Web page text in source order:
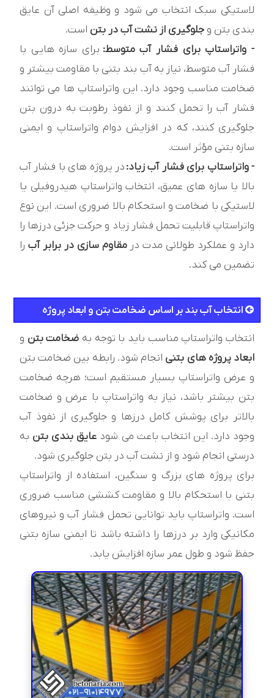
لاستیکی سبک انتخاب می شود و وظیفه اصلی آن عایق
بندی بتن و جلوگیری از نشت آب در بتن است.
- واتراستاپ برای فشار آب متوسط: برای سازه هایی با
فشار آب متوسط، نیاز به آب بند بتنی با مقاومت بیشتر و
ضخامت مناسب وجود دارد. این واتراستاپ ها می توانند
فشار آب را تحمل کنند و از نفوذ رطوبت به درون بتن
جلوگیری کنند، که در افزایش دوام واتراستاپ و ایمنی
سازه بتنی مؤثر است.
- واتراستاپ برای فشار آب زیاد:در پروژه های با فشار آب
بالا یا سازه های عمیق، انتخاب واتراستاپ هیدروفیلی یا
لاستیکی با ضخامت و استحکام بالا ضروری است. این نوع
واتراستاپ قابلیت تحمل فشار زیاد و حرکت جزئی درزها را
دارد و عملکرد طولانی مدت درمقاوم سازی در برابر آب را
تضمین می کند.
انتخاب آب بند بر اساس ضخامت بتن و ابعاد پروژه
انتخاب واتراستاپ مناسب باید با توجه به ضخامت بتن و
ابعاد پروژه های بتنی انجام شود. رابطه بین ضخامت بتن
و عرض واتراستاپ بسیار مستقیم است؛ هرچه ضخامت
بتن بیشتر باشد، نیاز به واتراستاپ با عرض و ضخامت
بالاتر برای پوشش کامل درزها و جلوگیری از نفوذ آب
وجود دارد. این انتخاب باعث می شود عایق بندی بتن به
درستی انجام شود و از نشت آب در بتن جلوگیری شود.
برای پروژه های بزرگ و سنگین، استفاده از واتراستاپ
بتنی با استحکام بالا و مقاومت کششی مناسب ضروری
است. واتراستاپ باید توانایی تحمل فشار آب و نیروهای
مکانیکی وارد بر درزها را داشته باشد تا ایمنی سازه بتنی
حفظ شود و طول عمر سازه افزایش یابد.